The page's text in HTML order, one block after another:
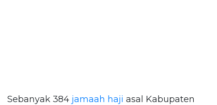
Sebanyak 384 jamaah haji asal Kabupaten